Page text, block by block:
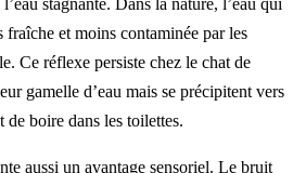
stagnante. Dans la nature, l’eau qui
fraîche et moins contaminée par les
Ce réflexe persiste chez le chat de
gamelle d’eau mais se précipitent vers
boire dans les toilettes.
aussi un avantage sensoriel. Le bruit